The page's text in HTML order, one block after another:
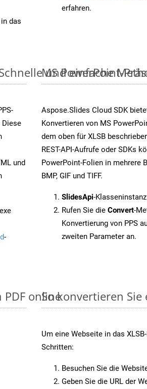
das
erfahren.
und einfache
Diese
und
-
MS PowerPoint-
Aspose.Slides Cloud SDK
Konvertieren von MS
dem oben für XLSB
REST-API-Aufrufe oder SDKs
PowerPoint-Folien in mehrere
BMP, GIF und TIFF.
SlidesApi-
Rufen Sie die Convert-
Konvertierung von PPS
zweiten Parameter an.
PDF onlineSo konvertieren Sie
Um eine Webseite in das
Schritten:
Besuchen Sie die
Geben Sie die URL der